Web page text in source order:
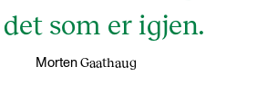
som er igjen.
Morten Gaathaug